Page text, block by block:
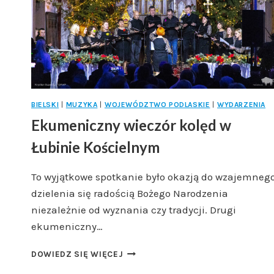
BIELSKI MUZYKA WOJEWÓDZTWO PODLASKIE WYDARZENIA
Ekumeniczny wieczór kolęd w
Łubinie Kościelnym
To wyjątkowe spotkanie było okazją do
dzielenia się radością Bożego Narodzenia
niezależnie od wyznania czy tradycji. Drugi
ekumeniczny…
DOWIEDZ SIĘ WIĘCEJ EKUMENICZNY